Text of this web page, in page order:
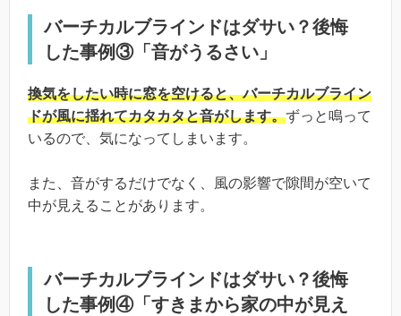
バーチカルブラインドはダサい？後悔
した事例③「音がうるさい」
換気をしたい時に窓を空けると、バーチカルブライン
ドが風に揺れてカタカタと音がします。ずっと鳴って
いるので、気になってしまいます。
また、音がするだけでなく、風の影響で隙間が空いて
中が見えることがあります。
バーチカルブラインドはダサい？後悔
した事例④「すきまから家の中が見え